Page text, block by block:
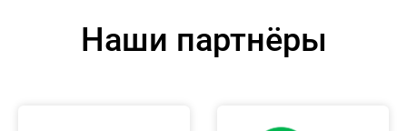
Наши партнёры